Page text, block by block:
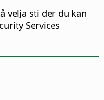
velja sti der du kan
Services